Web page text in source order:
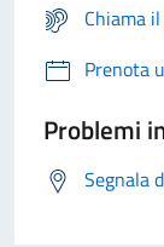
Chiama
Prenota
Problemi
Segnala